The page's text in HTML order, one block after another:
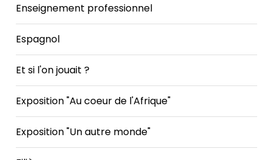
Enseignement professionnel
Espagnol
Et si l'on jouait ?
Exposition "Au coeur de l'Afrique"
Exposition "Un autre monde"